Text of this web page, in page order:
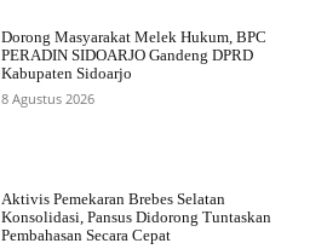
Dorong Masyarakat Melek Hukum, BPC
PERADIN SIDOARJO Gandeng DPRD
Kabupaten Sidoarjo
8 Agustus 2026
Aktivis Pemekaran Brebes Selatan
Konsolidasi, Pansus Didorong Tuntaskan
Pembahasan Secara Cepat